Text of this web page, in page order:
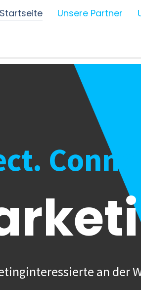
Startseite Unsere Partner
an der